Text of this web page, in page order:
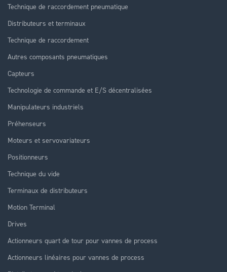
Technique de raccordement pneumatique
Distributeurs et terminaux
Technique de raccordement
Autres composants pneumatiques
Capteurs
Technologie de commande et E/S décentralisées
Manipulateurs industriels
Préhenseurs
Moteurs et servovariateurs
Positionneurs
Technique du vide
Terminaux de distributeurs
Motion Terminal
Drives
Actionneurs quart de tour pour vannes de process
Actionneurs linéaires pour vannes de process